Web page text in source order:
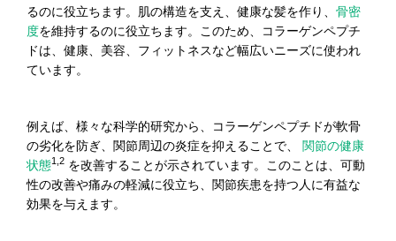
るのに役立ちます。肌の構造を支え、健康な髪を作り、 骨密
度を維持するのに役立ちます。このため、コラーゲンペプチ
ドは、健康、美容、フィットネスなど幅広いニーズに使われ
ています。
例えば、様々な科学的研究から、コラーゲンペプチドが軟骨
の劣化を防ぎ、関節周辺の炎症を抑えることで、 関節の健康
状態1,2 を改善することが示されています。このことは、可動
性の改善や痛みの軽減に役立ち、関節疾患を持つ人に有益な
効果を与えます。